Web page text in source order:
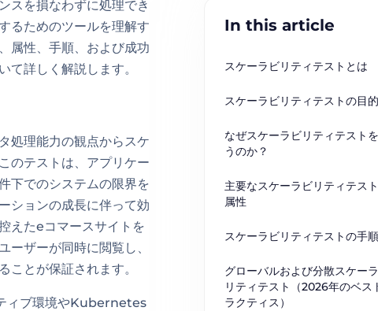
スを損なわずに処理でき
るためのツールを理解す
属性、手順、および成功
て詳しく解説します。
処理能力の観点からスケ
のテストは、アプリケー
下でのシステムの限界を
ションの成長に伴って効
えたeコマースサイトを
ーザーが同時に閲覧し、
ことが保証されます。
ィブ環境やKubernetes
In this article
スケーラビリティテストとは
スケーラビリティテストの目的
なぜスケーラビリティテスト
うのか？
主要なスケーラビリティテス
属性
スケーラビリティテストの手順
グローバルおよび分散スケー
リティテスト（2026年のベス
ラクティス）